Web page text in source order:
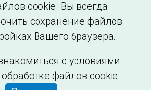
cookie. Вы всегда
сохранение файлов
Вашего браузера.
с условиями
файлов cookie